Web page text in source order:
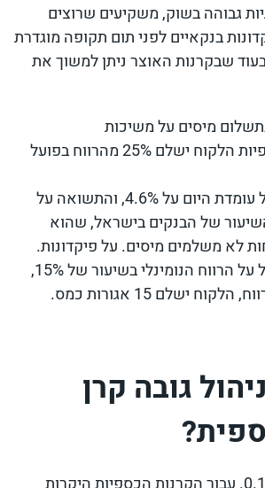
גבוהה בשוק, משקיעים שרוצים
בנקאיים לפני תום תקופה מוגדרת
שבקרנות האוצר ניתן למשוך את
מיסים על משיכות
בקרנות נאמנות כספיות הלקוח ישלם 25% מהרווח בפועל
האינפלציה בישראל עומדת היום על 4.6%, והתשואה על
של הבנקים בישראל, שהוא
לעומת זאת, המס חל על הרווח הנומינלי בשיעור של 15%,
ישלם 15 אגורות כמס.
גובה קרן